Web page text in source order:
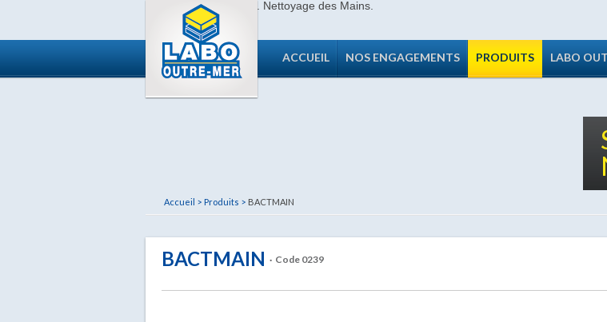
ACCUEIL NOS ENGAGEMENTS PRODUITS LABO
Accueil > Produits > BACTMAIN
BACTMAIN · Code 0239